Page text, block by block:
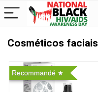
Cosméticos faciais
Recommandé